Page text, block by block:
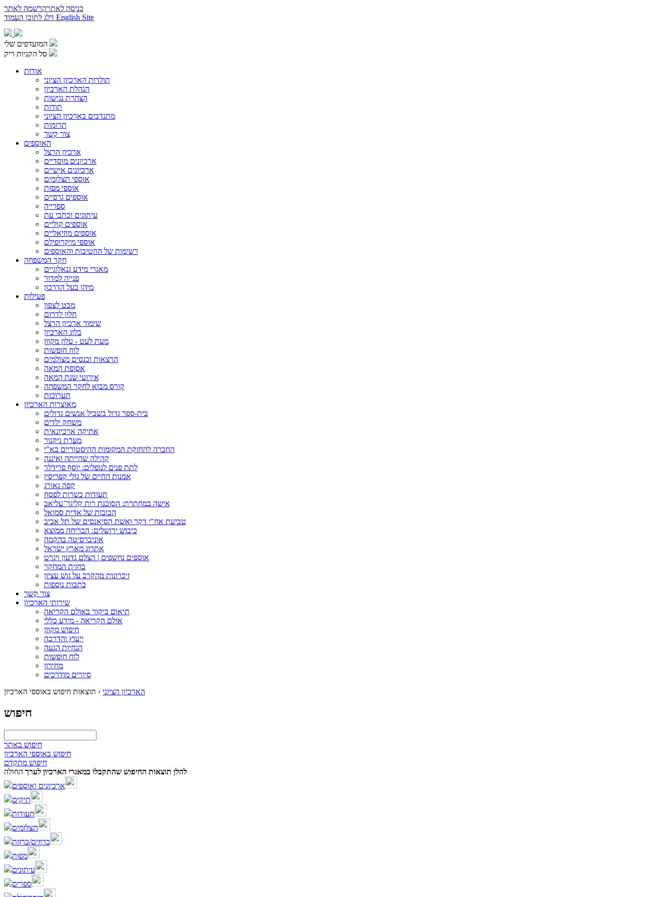
כניסה לאתרהרשמה לאתר
English Site
המועדפים שלי
סל הקניות ריק
אודות
תולדות הארכיון הציוני
הנהלת הארכיון
הצהרת נגישות
תודות
מתנדבים בארכיון הציוני
תרומות
צור קשר
האוספים
ארכיון הרצל
ארכיונים מוסדיים
ארכיונים אישיים
אוספי תצלומים
אוספי מפות
אוספים גרפיים
ספרייה
עיתונים וכתבי עת
אוספים קוליים
אוספים מוזיאליים
אוספי מיקרופילם
רשימות של החטיבות והאוספים
חקר המשפחה
מאגרי מידע גנאלוגיים
פנייה למדור
מיהו בעל הדרכון
פעילות
מבט לצפון
חלון לדרום
שימור ארכיון הרצל
בלוג הארכיון
מעת לעט - עלון מקוון
לוח חופשות
הרצאות וכנסים מצולמים
אסופת המאה
אירועי שנת המאה
קורס מבוא לחקר המשפחה
תערוכות
מאוצרות הארכיון
בית-ספר גדול בשביל אנשים גדולים
משחק ילדים
אתיקה ארכיונאית
מערת ניקנור
החברה להחזקת המקומות ההיסטוריים בא"י
קהילה שהייתה ואיננה
לתת פנים לנופלים: יוסף פרידלר
אמנות החיים של גולי קפריסין
קפה גאורג
תעודות כשרות לפסח
אישה במחתרת: הסוכנת רות קליגר־עליאב
הבובות של אדית סמואל
טביעת אח"י דקר ואשת הסיאנסים של תל אביב
כיבוש ירושלים: הבריחה ממוצא
אוניברסיטה בהקמה
אתרוג מארץ ישראל
אוספים נחשפים | הצלם גדעון ויגרט
בחזית המחקר
זיכרונות מהקרב על גוש עציון
כתבות נוספות
צור קשר
שירותי הארכיון
תיאום ביקור באולם הקריאה
אולם הקריאה - מידע כללי
חיפוש מקוון
ייעוץ והדרכה
הנחיות הגעה
לוח חופשות
מחירון
סיורים מודרכים
הארכיון הציוני › תוצאות חיפוש באוספי הארכיון
חיפוש
חיפוש באתר
חיפוש באוספי הארכיון
חיפוש מתקדם
להלן תוצאות החיפוש שהתקבלו במאגרי הארכיון לערך החולה
ארכיונים ואוספים
תיקים
תעודות
תצלומים
כרוזים/כרזות
מפות
עיתונים
ספרים